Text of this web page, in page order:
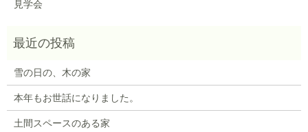
見学会
雪の日の、木の家
本年もお世話になりました。
土間スペースのある家